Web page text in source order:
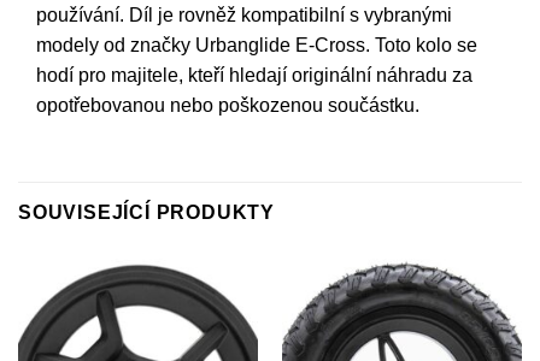
používání. Díl je rovněž kompatibilní s vybranými
modely od značky Urbanglide E-Cross. Toto kolo se
hodí pro majitele, kteří hledají originální náhradu za
opotřebovanou nebo poškozenou součástku.
SOUVISEJÍCÍ PRODUKTY